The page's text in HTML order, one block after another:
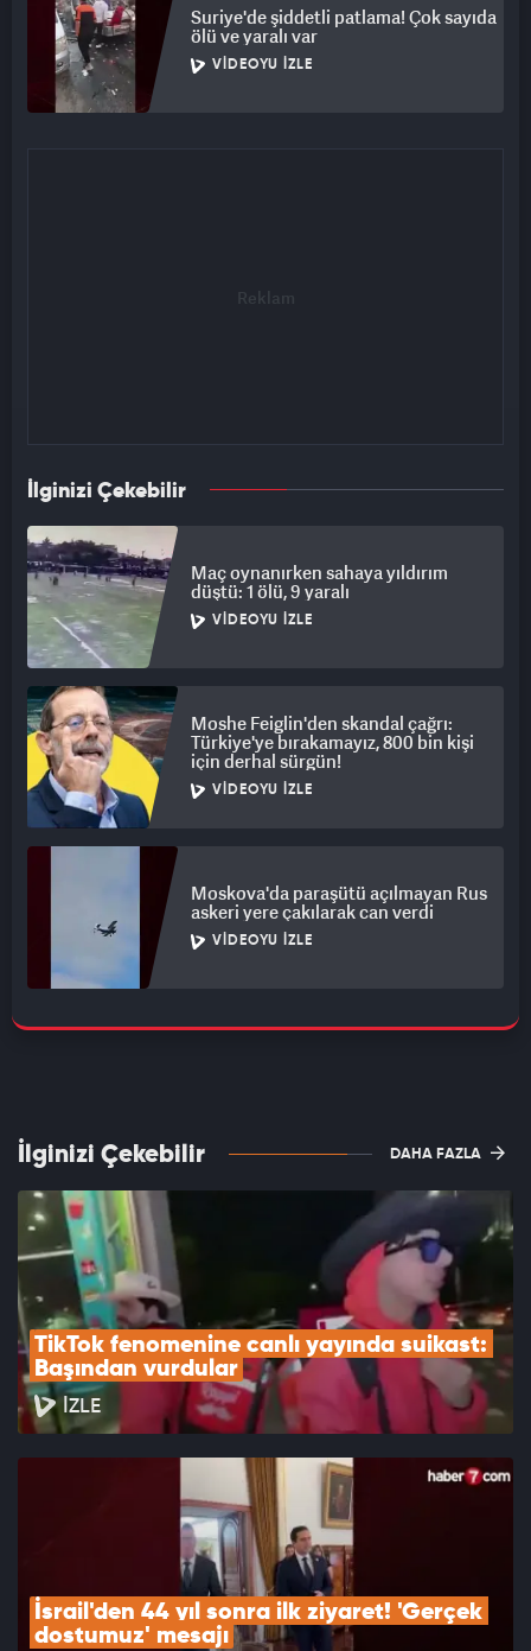
Suriye'de şiddetli patlama! Çok sayıda
ölü ve yaralı var
VIDEOYU İZLE
İlginizi Çekebilir
Maç oynanırken sahaya yıldırım
düştü: 1 ölü, 9 yaralı
VIDEOYU İZLE
Moshe Feiglin'den skandal çağrı:
Türkiye'ye bırakamayız, 800 bin kişi
için derhal sürgün!
VIDEOYU İZLE
Moskova'da paraşütü açılmayan Rus
askeri yere çakılarak can verdi
VIDEOYU İZLE
İlginizi Çekebilir DAHA FAZLA
TikTok fenomenine canlı yayında suikast:
Başından vurdular
İZLE
İsrail'den 44 yıl sonra ilk ziyaret! 'Gerçek
dostumuz' mesajı